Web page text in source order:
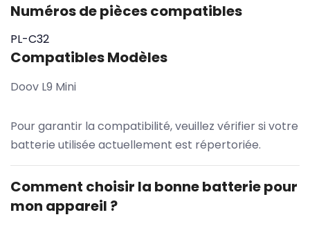
Numéros de pièces compatibles
PL-C32
Compatibles Modèles
Doov L9 Mini
Pour garantir la compatibilité, veuillez vérifier si votre
batterie utilisée actuellement est répertoriée.
Comment choisir la bonne batterie pour
mon appareil ?